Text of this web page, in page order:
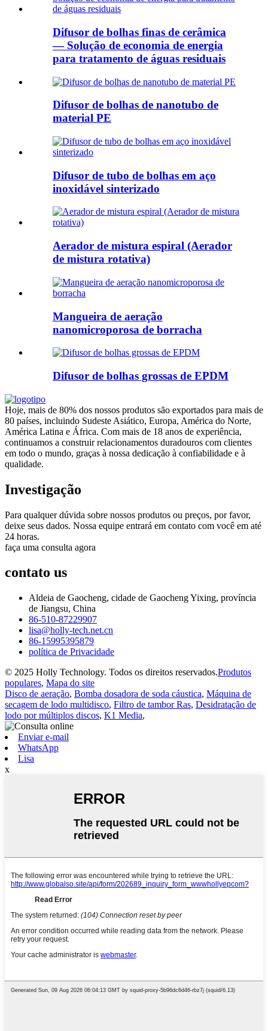
Difusor de bolhas finas de cerâmica
— Solução de economia de energia
para tratamento de águas residuais
Difusor de bolhas de nanotubo de
material PE
Difusor de tubo de bolhas em aço
inoxidável sinterizado
Aerador de mistura espiral (Aerador
de mistura rotativa)
Mangueira de aeração
nanomicroporosa de borracha
Difusor de bolhas grossas de EPDM
Hoje, mais de 80% dos nossos produtos são exportados para mais de
80 países, incluindo Sudeste Asiático, Europa, América do Norte,
América Latina e África. Com mais de 18 anos de experiência,
continuamos a construir relacionamentos duradouros com clientes
em todo o mundo, graças à nossa dedicação à confiabilidade e à
qualidade.
Investigação
Para qualquer dúvida sobre nossos produtos ou preços, por favor,
deixe seus dados. Nossa equipe entrará em contato com você em até
24 horas.
faça uma consulta agora
contato us
Aldeia de Gaocheng, cidade de Gaocheng Yixing, província
de Jiangsu, China
86-510-87229907
lisa@holly-tech.net.cn
86-15995395879
política de Privacidade
© 2025 Holly Technology. Todos os direitos reservados.Produtos
populares, Mapa do site
Disco de aeração, Bomba dosadora de soda cáustica, Máquina de
secagem de lodo multidisco, Filtro de tambor Ras, Desidratação de
lodo por múltiplos discos, K1 Media,
Enviar e-mail
WhatsApp
Lisa
x